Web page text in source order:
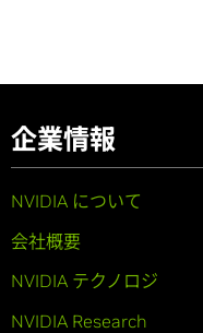
企業情報
NVIDIA について
会社概要
NVIDIA テクノロジ
NVIDIA Research